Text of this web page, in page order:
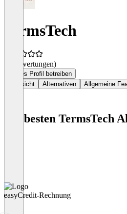
TermsTech
(0 Bewertungen)
Dieses Profil betreiben
Übersicht
Alternativen Allgemeine
Die besten TermsTech
easyCredit-Rechnung